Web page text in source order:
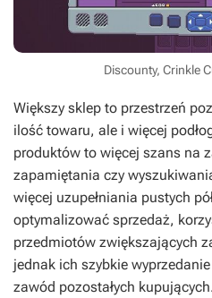
Discounty, Crinkle
Większy sklep to przestrzeń
ilość towaru, ale i więcej
produktów to więcej szans na
zapamiętania czy
więcej uzupełniania pustych
optymalizować sprzedaż,
przedmiotów zwiększających
jednak ich szybkie
zawód pozostałych